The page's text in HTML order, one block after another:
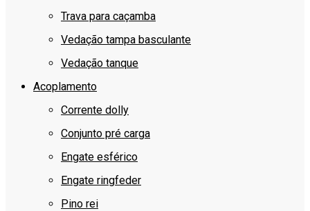
Trava para caçamba
Vedação tampa basculante
Vedação tanque
Acoplamento
Corrente dolly
Conjunto pré carga
Engate esférico
Engate ringfeder
Pino rei